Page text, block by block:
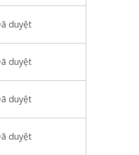
duyệt
duyệt
duyệt
duyệt